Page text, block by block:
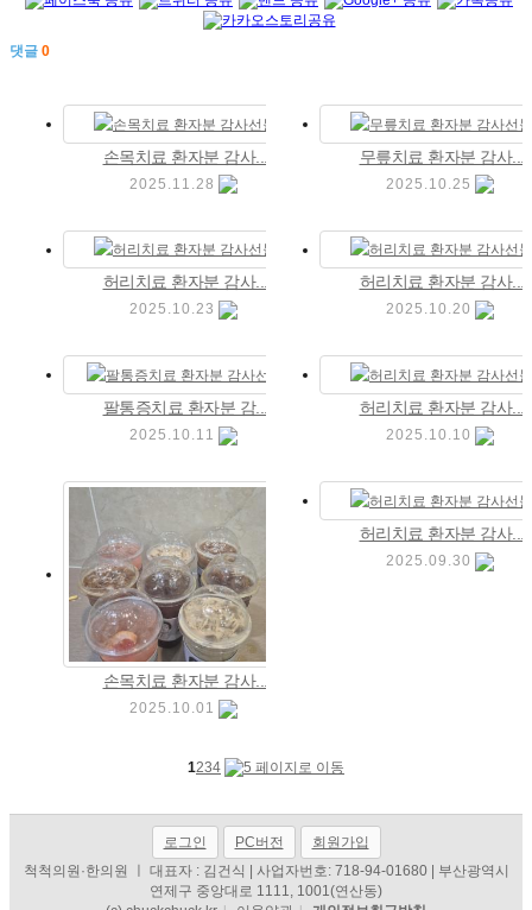
댓글 0
손목치료 환자분 감사...
2025.11.28
무릎치료 환자분 감사...
2025.10.25
허리치료 환자분 감사...
2025.10.23
허리치료 환자분 감사...
2025.10.20
팔통증치료 환자분 감...
2025.10.11
허리치료 환자분 감사...
2025.10.10
손목치료 환자분 감사...
2025.10.01
허리치료 환자분 감사...
2025.09.30
1234
로그인 PC버전
회원가입
척척의원·한의원 ㅣ 대표자 : 김건식 | 사업자번호: 718-94-01680 | 부산광역시
연제구 중앙대로 1111, 1001(연산동)